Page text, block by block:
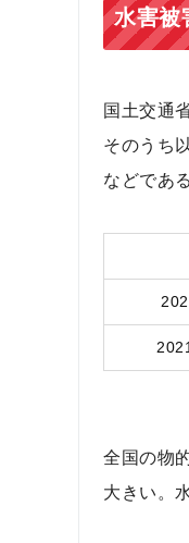
水害被
国土交通
そのうち
などである
全国の物
大きい。